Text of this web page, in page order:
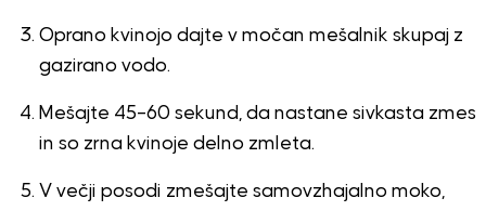
Oprano kvinojo dajte v močan mešalnik skupaj z
gazirano vodo.
Mešajte 45–60 sekund, da nastane sivkasta zmes
in so zrna kvinoje delno zmleta.
V večji posodi zmešajte samovzhajalno moko,